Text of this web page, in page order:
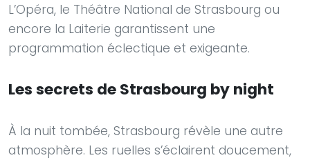
L’Opéra, le Théâtre National de Strasbourg ou
encore la Laiterie garantissent une
programmation éclectique et exigeante.
Les secrets de Strasbourg by night
À la nuit tombée, Strasbourg révèle une autre
atmosphère. Les ruelles s’éclairent doucement,